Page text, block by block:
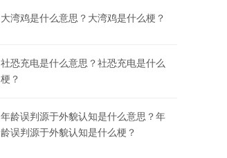
大湾鸡是什么意思？大湾鸡是什么梗？
社恐充电是什么意思？‌社恐充电是什么
梗？
年龄误判源于外貌认知是什么意思？年
龄误判源于外貌认知是什么梗？